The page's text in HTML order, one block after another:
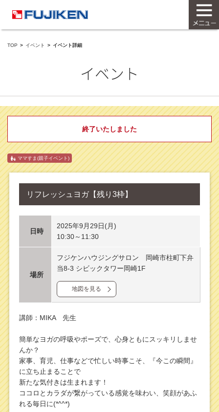
TOP イベント イベント詳細
イベント
終了いたしました
ママすま(親子イベント)
リフレッシュヨガ【残り3枠】
日時
2025年9月29日(月)
10:30～11:30
場所
フジケンハウジングサロン 岡崎市柱町下弁
当8-3 シビックタワー岡崎1F
地図を見る
講師：MIKA 先生
簡単なヨガの呼吸やポーズで、心身ともにスッキリしませ
んか？
家事、育児、仕事などで忙しい時事こそ、『今この瞬間』
に立ち止まることで
新たな気付きは生まれます！
ココロとカラダが繋がっている感覚を味わい、笑顔があふ
れる毎日に(*^^*)